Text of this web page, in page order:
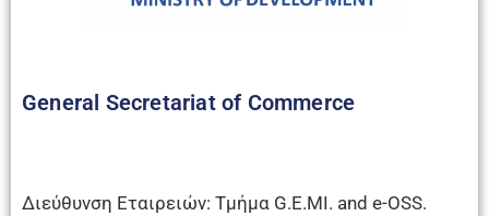
General Secretariat of Commerce
Διεύθυνση Εταιρειών: Τμήμα G.E.MI. and e-OSS.